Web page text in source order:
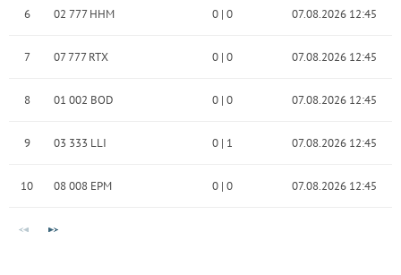
6 02 777 HHM 0| 0 07.08.2026 12:45
7 07 777 RTX 0| 0 07.08.2026 12:45
8 01 002 BOD 0| 0 07.08.2026 12:45
9 03 333 LLI 0| 1 07.08.2026 12:45
10 08 008 EPM 0| 0 07.08.2026 12:45